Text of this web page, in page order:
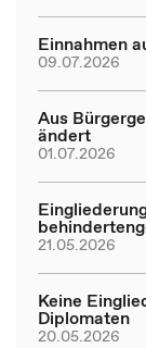
Einnahmen
09.07.2026
Aus
ändert
01.07.2026
21.05.2026
Keine
Diplomaten
20.05.2026